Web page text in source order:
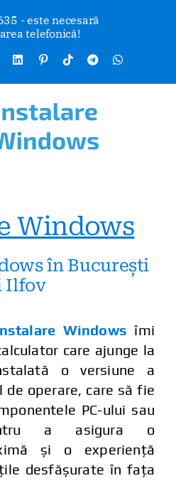
- este necesară
telefonică!
LinkedIn
PinterestTiktokTelegram
Windows
în București
Ilfov
Windows îmi
care ajunge la
o versiune a
de operare, care să fie
PC-ului sau
a asigura o
și o experiență
desfășurate în fața